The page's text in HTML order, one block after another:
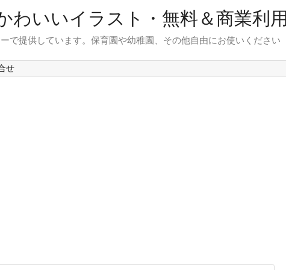
わいいイラスト・無料＆商業利
で提供しています。保育園や幼稚園、その他自由にお使いください
せ